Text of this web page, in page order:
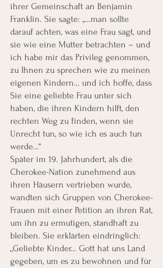
ihrer Gemeinschaft an Benjamin
Franklin. Sie sagte: „…man sollte
darauf achten, was eine Frau sagt, und
sie wie eine Mutter betrachten – und
ich habe mir das Privileg genommen,
zu Ihnen zu sprechen wie zu meinen
eigenen Kindern… und ich hoffe, dass
Sie eine geliebte Frau unter sich
haben, die ihren Kindern hilft, den
rechten Weg zu finden, wenn sie
Unrecht tun, so wie ich es auch tun
werde…“
Später im 19. Jahrhundert, als die
Cherokee-Nation zunehmend aus
ihren Häusern vertrieben wurde,
wandten sich Gruppen von Cherokee-
Frauen mit einer Petition an ihren Rat,
um ihn zu ermutigen, standhaft zu
bleiben. Sie erklärten eindringlich:
„Geliebte Kinder… Gott hat uns Land
gegeben, um es zu bewohnen und für